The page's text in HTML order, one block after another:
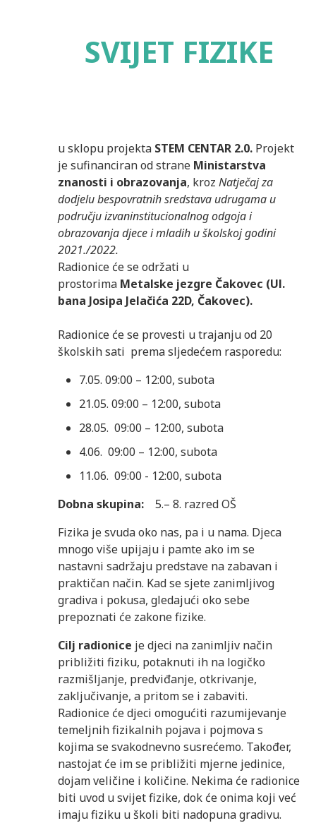
SVIJET FIZIKE
u sklopu projekta STEM CENTAR 2.0. Projekt
je sufinanciran od strane Ministarstva
znanosti i obrazovanja, krozNatječaj za
dodjelu bespovratnih sredstava udrugama u
području izvaninstitucionalnog odgoja i
obrazovanja djece i mladih u školskoj godini
2021./2022.
Radionice će se održati u
prostorima Metalske jezgre Čakovec (Ul.
bana Josipa Jelačića 22D, Čakovec).
Radionice će se provesti u trajanju od 20
školskih sati prema sljedećem rasporedu:
7.05. 09:00 – 12:00, subota
21.05. 09:00 – 12:00, subota
28.05. 09:00 – 12:00, subota
4.06. 09:00 – 12:00, subota
11.06. 09:00 - 12:00, subota
Dobna skupina:5.– 8. razred OŠ
Fizika je svuda oko nas, pa i u nama. Djeca
mnogo više upijaju i pamte ako im se
nastavni sadržaju predstave na zabavan i
praktičan način. Kad se sjete zanimljivog
gradiva i pokusa, gledajući oko sebe
prepoznati će zakone fizike.
Cilj radionice je djeci na zanimljiv način
približiti fiziku, potaknuti ih na logičko
razmišljanje, predviđanje, otkrivanje,
zaključivanje, a pritom se i zabaviti.
Radionice će djeci omogućiti razumijevanje
temeljnih fizikalnih pojava i pojmova s
kojima se svakodnevno susrećemo. Također,
nastojat će im se približiti mjerne jedinice,
dojam veličine i količine. Nekima će radionice
biti uvod u svijet fizike, dok će onima koji već
imaju fiziku u školi biti nadopuna gradivu.